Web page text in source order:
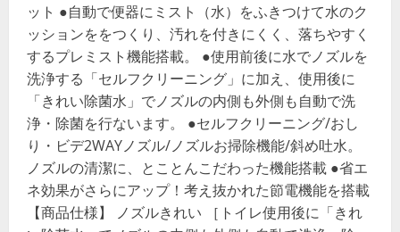
ット ●自動で便器にミスト（水）をふきつけて水のク
ッションををつくり、汚れを付きにくく、落ちやすく
するプレミスト機能搭載。 ●使用前後に水でノズルを
洗浄する「セルフクリーニング」に加え、使用後に
「きれい除菌水」でノズルの内側も外側も自動で洗
浄・除菌を行ないます。 ●セルフクリーニング/おし
り・ビデ2WAYノズル/ノズルお掃除機能/斜め吐水。
ノズルの清潔に、とことんこだわった機能搭載 ●省エ
ネ効果がさらにアップ！考え抜かれた節電機能を搭載
【商品仕様】 ノズルきれい ［トイレ使用後に「きれ